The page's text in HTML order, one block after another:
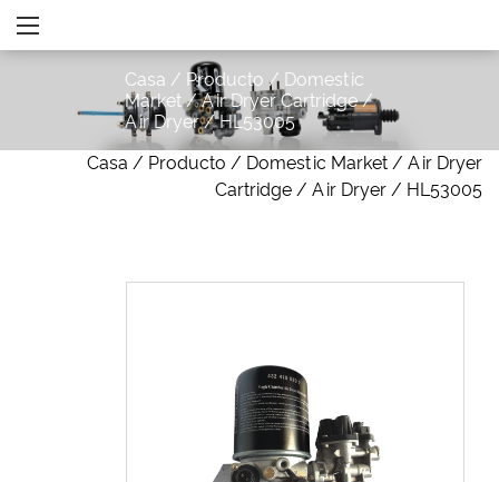
Casa / Producto / Domestic
Market/Air Dryer Cartridge/
Air Dryer/HL53005
Casa / Producto / Domestic Market / Air Dryer
Cartridge / Air Dryer / HL53005